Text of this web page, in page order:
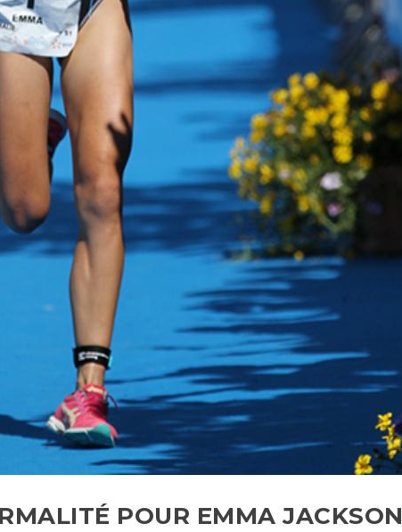
POUR EMMA JACKSON